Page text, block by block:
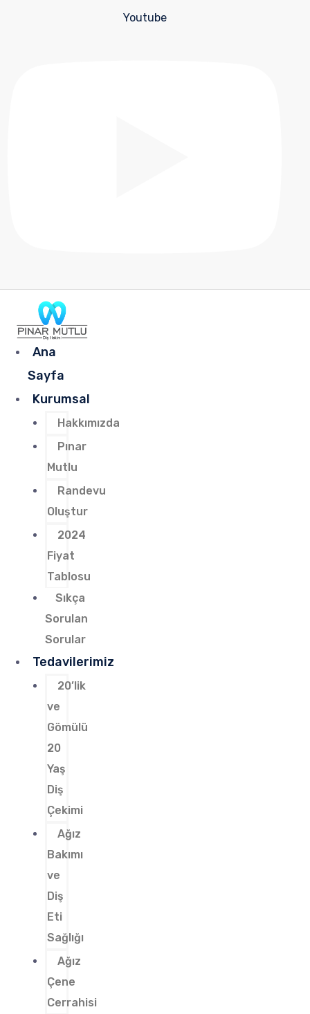
Youtube
Ana
Sayfa
Kurumsal
Hakkımızda
Pınar
Mutlu
Randevu
Oluştur
2024
Fiyat
Tablosu
Sıkça
Sorulan
Sorular
Tedavilerimiz
20’lik
ve
Gömülü
20
Yaş
Diş
Çekimi
Ağız
Bakımı
ve
Diş
Eti
Sağlığı
Ağız
Çene
Cerrahisi